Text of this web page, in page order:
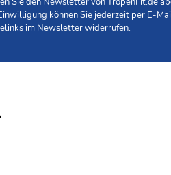
können Sie jederzeit per E-
im Newsletter widerrufen.